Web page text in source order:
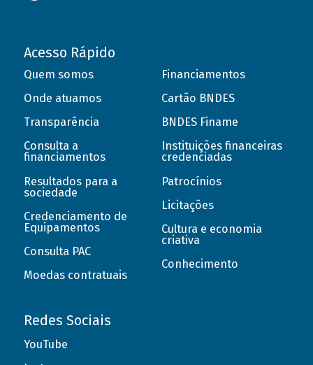
Acesso Rápido
Quem somos
Onde atuamos
Transparência
Consulta a
financiamentos
Resultados para a
sociedade
Credenciamento de
Equipamentos
Consulta PAC
Moedas contratuais
Financiamentos
Cartão BNDES
BNDES Finame
Instituições financeiras
credenciadas
Patrocínios
Licitações
Cultura e economia
criativa
Conhecimento
Redes Sociais
YouTube